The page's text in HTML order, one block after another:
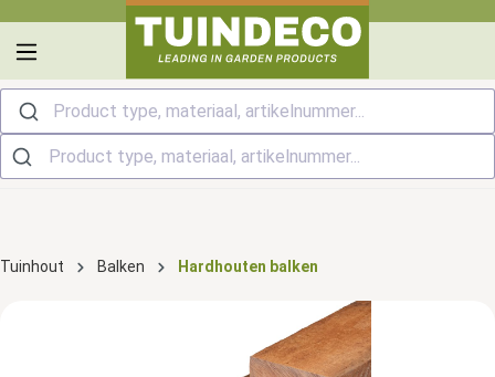
Product type, materiaal, artikelnummer...
Tuinhout Balken Hardhouten balken